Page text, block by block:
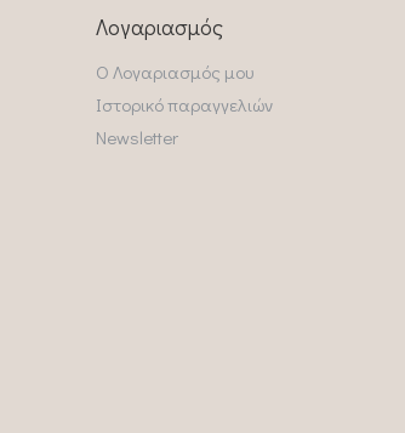
Λογαριασμός
Ο Λογαριασμός μου
Ιστορικό παραγγελιών
Newsletter